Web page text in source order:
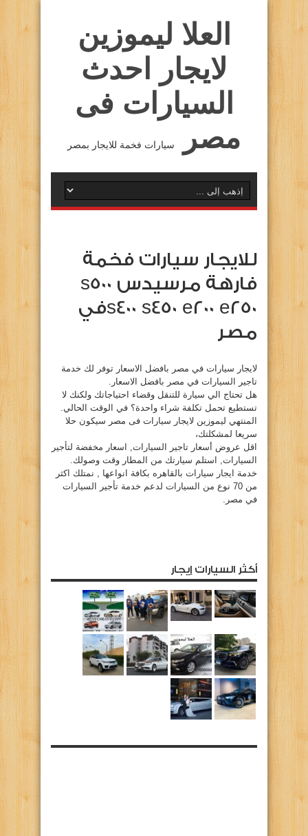
العلا ليموزين
لايجار احدث
السيارات فى
مصر
سيارات فخمة للايجار بمصر
للايجار سيارات فخمة
فارهة مرسيدس s500
s400 s450 e200 e250في
مصر
لايجار سيارات في مصر بافضل الاسعار توفر لك خدمة
تاجير السيارات في مصر بافضل الاسعار.
هل تحتاج الي سيارة للتنقل وقضاء احتياجاتك ولكنك لا
تستطيع تحمل تكلفة شراء واحدة؟ في الوقت الحالي.
المنتهي ليموزين لايجار سيارات فى مصر سيكون حلا
سريعا لمشكلتك،
اقل عروض أسعار تاجير السيارات, اسعار مخفضة لتأجير
السيارات, استلم سيارتك من المطار وقت وصولك.
خدمة ايجار سيارات بالقاهره بكافة انواعها , نمتلك اكثر
من 70 نوع من السيارات لدعم خدمة تأجير السيارات
في مصر.
أكثر السيارات إيجار